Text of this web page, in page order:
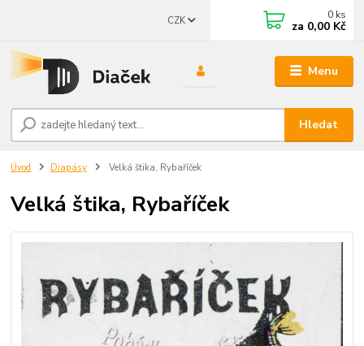
Menu
CZK
Hledat
0 ks
za 0,00 Kč
Úvod Diapásy Velká štika, Rybaříček
Velká štika, Rybaříček